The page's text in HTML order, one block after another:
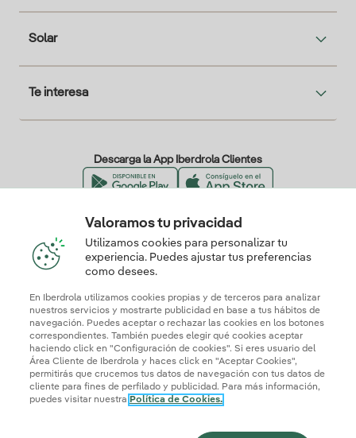
Solar
Te interesa
Descarga la App Iberdrola Clientes
Nuestros certificados de confianza
Mapa webInformación legal y Política de cookies
Seguridad de la informaciónAccesibilidad
Valoramos tu privacidad
Utilizamos cookies para personalizar tu
experiencia. Puedes ajustar tus preferencias
como desees.
En Iberdrola utilizamos cookies propias y de terceros para analizar
nuestros servicios y mostrarte publicidad en base a tus hábitos de
navegación. Puedes aceptar o rechazar las cookies en los botones
correspondientes. También puedes elegir qué cookies aceptar
haciendo click en "Configuración de cookies". Si eres usuario del
Área Cliente de Iberdrola y haces click en "Aceptar Cookies",
permitirás que crucemos tus datos de navegación con tus datos de
cliente para fines de perfilado y publicidad. Para más información,
puedes visitar nuestra Política de Cookies.